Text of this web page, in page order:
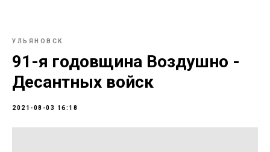
УЛЬЯНОВСК
91-я годовщина Воздушно -
Десантных войск
2021-08-03 16:18